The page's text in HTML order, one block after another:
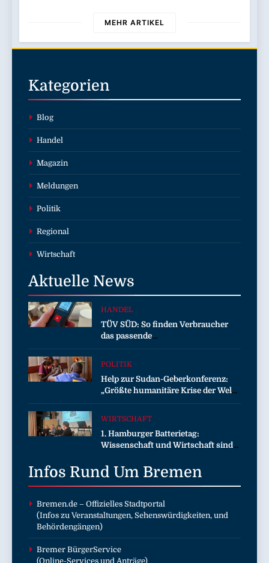
MEHR ARTIKEL
Kategorien
Blog
Handel
Magazin
Meldungen
Politik
Regional
Wirtschaft
Aktuelle News
HANDEL
TÜV SÜD: So finden Verbraucher
das passende
Laserentfernungsmessgerät
POLITIK
Help zur Sudan-Geberkonferenz:
„Größte humanitäre Krise der Welt
weitet sich aus“
WIRTSCHAFT
1. Hamburger Batterietag:
Wissenschaft und Wirtschaft sind
braucht Speicher, nicht Stillstand
Infos Rund Um Bremen
Bremen.de – Offizielles Stadtportal
(Infos zu Veranstaltungen, Sehenswürdigkeiten, und
Behördengängen)
Bremer BürgerService
(Online-Services und Anträge)